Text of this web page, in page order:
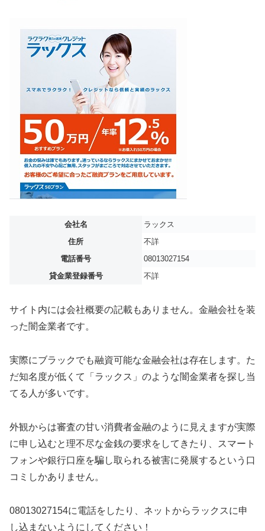
会社名
ラックス
住所
不詳
電話番号
08013027154
貸金業登録番号
不詳
サイト内には会社概要の記載もありません。金融会社を装
った闇金業者です。
実際にブラックでも融資可能な金融会社は存在します。た
だ知名度が低くて「ラックス」のような闇金業者を探し当
てる人が多いです。
外観からは審査の甘い消費者金融のように見えますが実際
に申し込むと理不尽な金銭の要求をしてきたり、スマート
フォンや銀行口座を騙し取られる被害に発展するという口
コミしかありません。
08013027154に電話をしたり、ネットからラックスに申
し込まないようにしてください！